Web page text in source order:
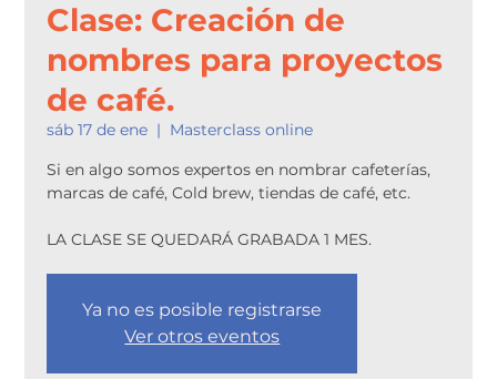
Clase: Creación de
nombres para proyectos
de café.
sáb 17 de ene
  |
Masterclass online
Si en algo somos expertos en nombrar cafeterías,
marcas de café, Cold brew, tiendas de café, etc.
LA CLASE SE QUEDARÁ GRABADA 1 MES.
Ya no es posible registrarse
Ver otros eventos